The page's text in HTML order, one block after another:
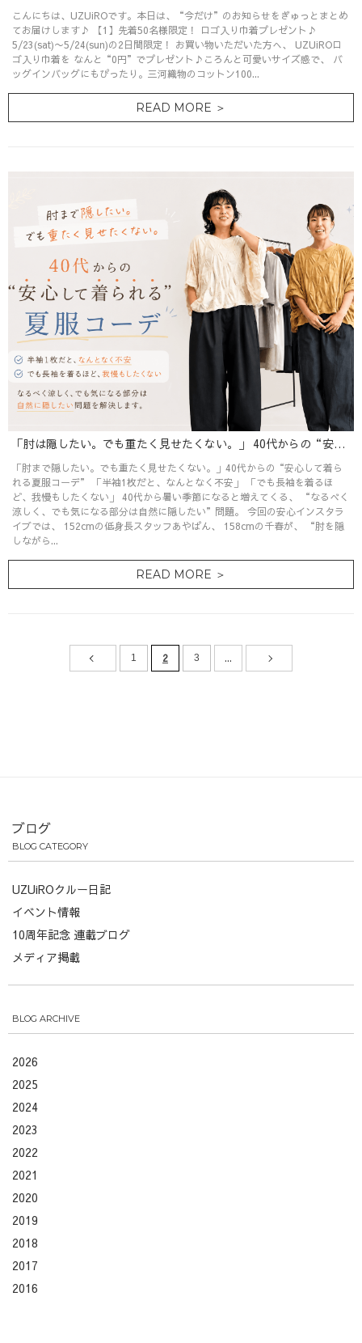
こんにちは、UZUiROです。本日は、“今だけ”のお知らせをぎゅっとまとめ
てお届けします♪ 【1】先着50名様限定！ ロゴ入り巾着プレゼント♪
5/23(sat)〜5/24(sun)の2日間限定！ お買い物いただいた方へ、 UZUiROロ
ゴ入り巾着を なんと“0円”でプレゼント♪ころんと可愛いサイズ感で、 バ
ッグインバッグにもぴったり。三河織物のコットン100...
READ MORE ＞
「肘は隠したい。でも重たく見せたくない。」 40代からの“安心して着られる夏服”特集
「肘まで隠したい。でも重たく見せたくない。」40代からの“安心して着ら
れる夏服コーデ” 「半袖1枚だと、なんとなく不安」 「でも長袖を着るほ
ど、我慢もしたくない」 40代から暑い季節になると増えてくる、 “なるべく
涼しく、でも気になる部分は自然に隠したい”問題。 今回の安心インスタラ
イブでは、 152cmの低身長スタッフあやぱん、 158cmの千春が、 “肘を隠
しながら...
READ MORE ＞
1 2 3 ...
ブログ
BLOG CATEGORY
UZUiROクルー日記
イベント情報
10周年記念 連載ブログ
メディア掲載
BLOG ARCHIVE
2026
2025
2024
2023
2022
2021
2020
2019
2018
2017
2016